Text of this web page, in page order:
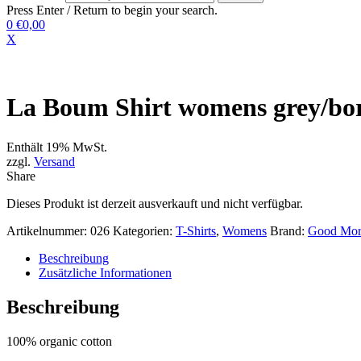
Press Enter / Return to begin your search.
0 €0,00
X
La Boum Shirt womens grey/
Enthält 19% MwSt.
zzgl. Versand
Share
Dieses Produkt ist derzeit ausverkauft und nicht verfügbar.
Artikelnummer: 026 Kategorien: T-Shirts, Womens Brand: Good
Beschreibung
Zusätzliche Informationen
Beschreibung
100% organic cotton